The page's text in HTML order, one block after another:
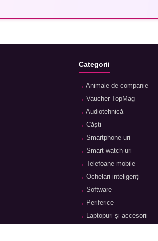
Categorii
Animale de companie
Vaucher TopMag
Audiotehnică
Căști
Smartphone-uri
Smart watch-uri
Telefoane mobile
Ochelari inteligenți
Software
Periferice
Laptopuri și accesorii